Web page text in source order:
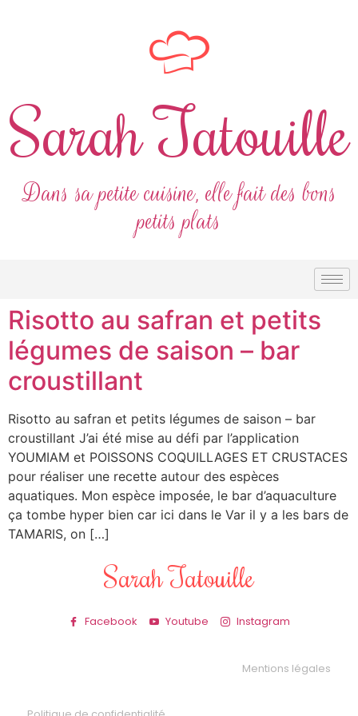
Sarah Tatouille
Dans sa petite cuisine, elle fait des bons
petits plats
Risotto au safran et petits
légumes de saison – bar
croustillant
Risotto au safran et petits légumes de saison – bar
croustillant J’ai été mise au défi par l’application
YOUMIAM et POISSONS COQUILLAGES ET CRUSTACES
pour réaliser une recette autour des espèces
aquatiques. Mon espèce imposée, le bar d’aquaculture
ça tombe hyper bien car ici dans le Var il y a les bars de
TAMARIS, on […]
Sarah Tatouille
Facebook Youtube Instagram
Mentions légales